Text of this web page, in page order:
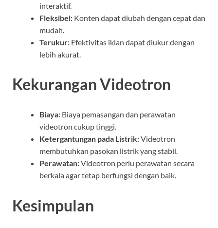
interaktif.
Fleksibel: Konten dapat diubah dengan cepat dan
mudah.
Terukur: Efektivitas iklan dapat diukur dengan
lebih akurat.
Kekurangan Videotron
Biaya: Biaya pemasangan dan perawatan
videotron cukup tinggi.
Ketergantungan pada Listrik:Videotron
membutuhkan pasokan listrik yang stabil.
Perawatan:Videotron perlu perawatan secara
berkala agar tetap berfungsi dengan baik.
Kesimpulan